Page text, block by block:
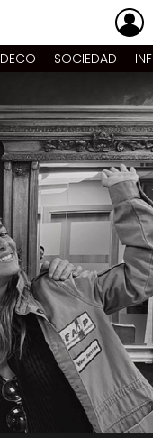
DECO SOCIEDAD